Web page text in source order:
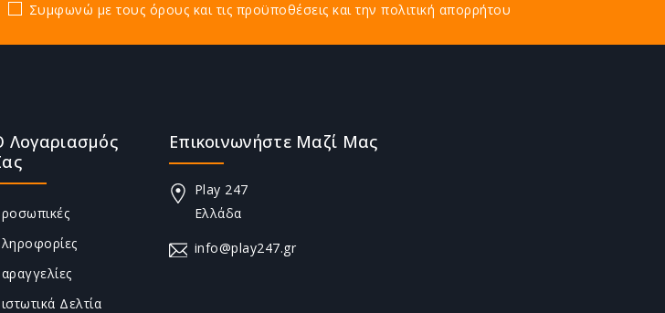
Συμφωνώ με τους όρους και τις προϋποθέσεις και την πολιτική απορρήτου
Λογαριασμός
Δελτία
Επικοινωνήστε Μαζί Μας
Play 247
Ελλάδα
info@play247.gr